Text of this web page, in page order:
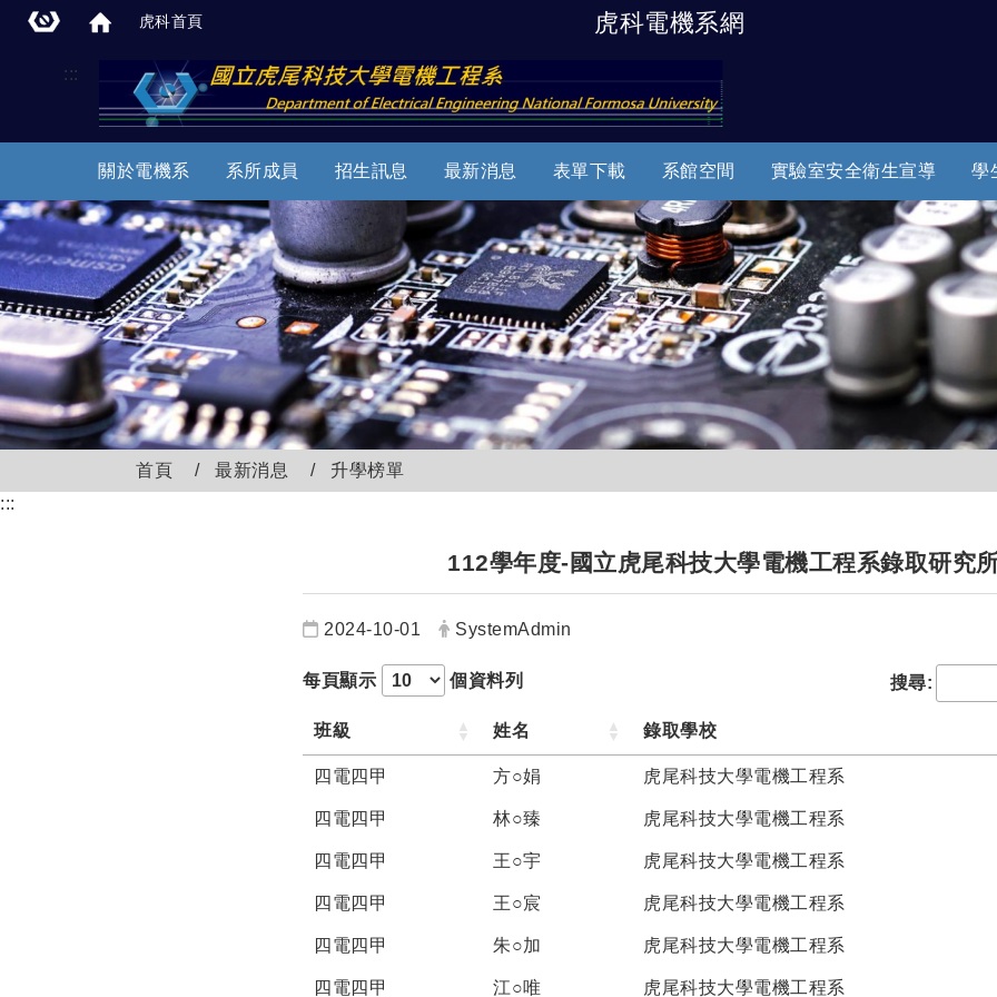
虎科首頁 虎科電機系網
跳到主要內容
:::
關於電機系 系所成員 招生訊息 最新消息 表單下載 系館空間 實驗室安全衛生宣導 學
首頁 最新消息
升學榜單
:::
112學年度-國立虎尾科技大學電機工程系錄取研究
日期：
2024-10-01 發布者：
SystemAdmin
每頁顯示 個資料列 搜尋:
班級 姓名 錄取學校
四電四甲 方○娟 虎尾科技大學電機工程系
四電四甲 林○臻 虎尾科技大學電機工程系
四電四甲 王○宇 虎尾科技大學電機工程系
四電四甲 王○宸 虎尾科技大學電機工程系
四電四甲 朱○加 虎尾科技大學電機工程系
四電四甲 江○唯 虎尾科技大學電機工程系